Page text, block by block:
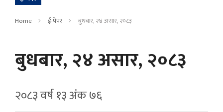
Home ई-पेपर बुधबार, २४ असार, २०८३
बुधबार, २४ असार, २०८३
२०८३ वर्ष १३ अ‍ंक ७६